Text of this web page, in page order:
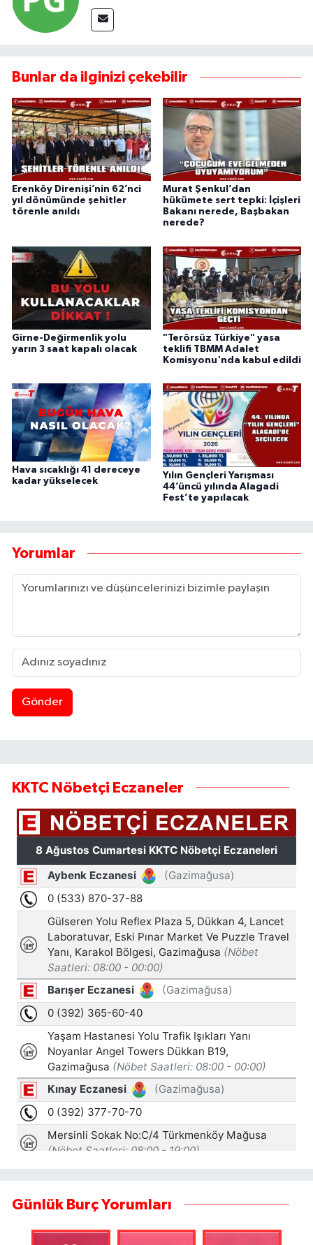
Bunlar da ilginizi çekebilir
Erenköy Direnişi’nin 62’nci
yıl dönümünde şehitler
törenle anıldı
Murat Şenkul’dan
hükümete sert tepki: İçişleri
Bakanı nerede, Başbakan
nerede?
Girne-Değirmenlik yolu
yarın 3 saat kapalı olacak
"Terörsüz Türkiye" yasa
teklifi TBMM Adalet
Komisyonu'nda kabul edildi
Hava sıcaklığı 41 dereceye
kadar yükselecek
Yılın Gençleri Yarışması
44’üncü yılında Alagadi
Fest’te yapılacak
Yorumlar
Gönder
KKTC Nöbetçi Eczaneler
Günlük Burç Yorumları